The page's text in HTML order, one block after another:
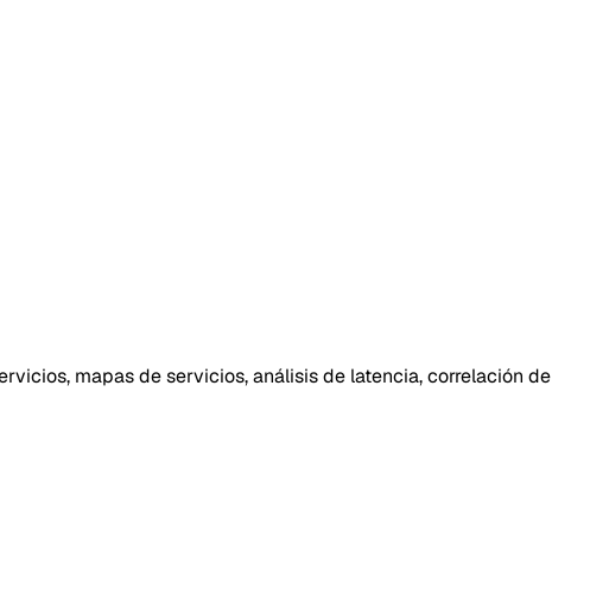
mapas de servicios, análisis de latencia, correlación de